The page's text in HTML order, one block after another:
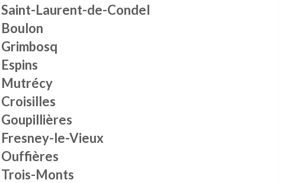
Saint-Laurent-de-Condel
Boulon
Grimbosq
Espins
Mutrécy
Croisilles
Goupillières
Fresney-le-Vieux
Ouffières
Trois-Monts